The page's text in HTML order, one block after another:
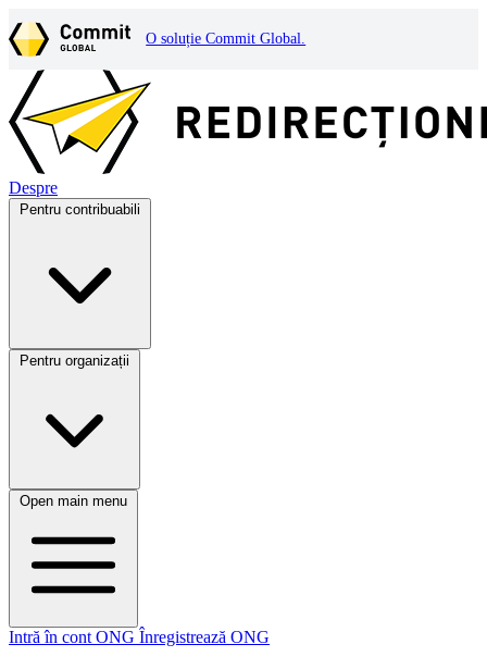
O soluție Commit Global.
Despre
Pentru contribuabili
Pentru organizații
Open main menu
Intră în cont ONG Înregistrează ONG